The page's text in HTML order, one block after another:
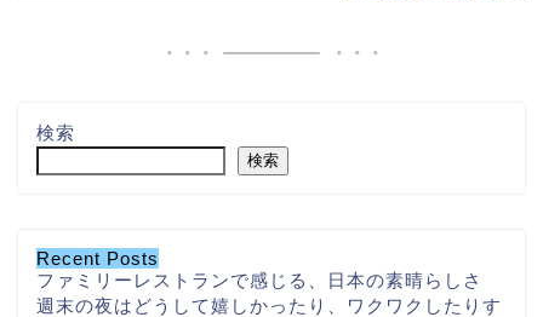
検索
検索
Recent Posts
ファミリーレストランで感じる、日本の素晴らしさ
週末の夜はどうして嬉しかったり、ワクワクしたりす